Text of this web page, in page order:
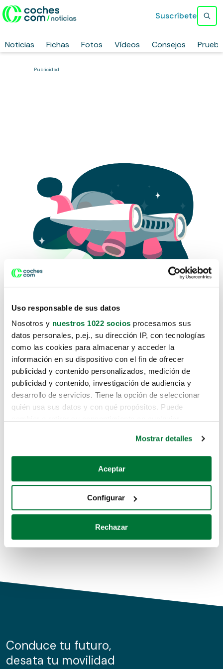
Uso responsable de sus datos
Nosotros y nuestros 1022 socios procesamos sus
datos personales, p.ej., su dirección IP, con tecnologías
como las cookies para almacenar y acceder la
información en su dispositivo con el fin de ofrecer
publicidad y contenido personalizados, medición de
publicidad y contenido, investigación de audiencia y
desarrollo de servicios. Tiene la opción de seleccionar
quién usa sus datos y con qué propósitos. Puede
Si lo permite, también quisiéramos:
Recopilar información sobre su ubicación geográfica
Identificar su dispositivo analizándolo activamente
para buscar características específicas (huellas
Obtenga más información sobre cómo se procesan sus
de cookies.
información sobre el uso que haga del sitio web con
nuestros partners de redes sociales, publicidad y análisis
Mostrar detalles
Aceptar
Configurar
Rechazar
Noticias Fichas Fotos Vídeos Consejos
Suscríbete
Publicidad
Lo sentimos, no sabemos como
te hemos traido hasta aquí.
Pero puedes encontrar el coche que estás
buscando en alguno de estos enlaces:
Coches de segunda mano
Coches de km0
Conduce tu futuro,
desata tu movilidad